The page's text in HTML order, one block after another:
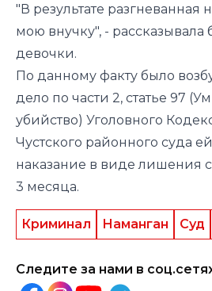
"В результате разгневанная
мою внучку", -
девочки.
По данному факту было
дело по части 2, статье 97
убийство) Уголовного
Чустского районного суда
наказание в виде лишения
3 месяца.
Криминал Наманган Суд
Следите за нами в